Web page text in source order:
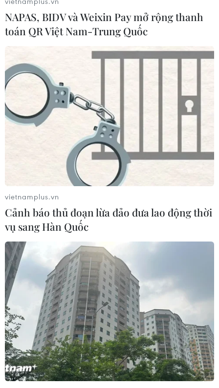
TIN CÙNG CHUYÊN MỤC
Khởi tố đối tượng giả danh Công an,
NAPAS, BIDV và Weixin Pay mở rộng thanh
toán QR Việt Nam-Trung Quốc
vietnamplus.vn
Cảnh báo thủ đoạn lừa đảo đưa lao động thời
vụ sang Hàn Quốc